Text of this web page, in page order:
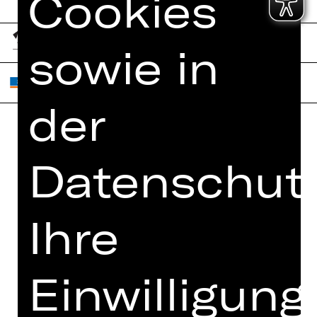
Spielplan
Künstler*innen
Newsletter
Kartenkauf
Presse
Kontakt
Interner Bereich
ZVB/L
Impressum
Cookies
sowie in
der
Ihre
Einwilligung